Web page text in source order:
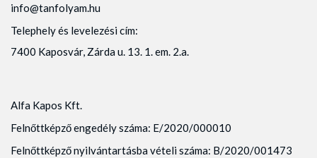
info@tanfolyam.hu
Telephely és levelezési cím:
7400 Kaposvár, Zárda u. 13. 1. em. 2.a.
Alfa Kapos Kft.
Felnőttképző engedély száma: E/2020/000010
Felnőttképző nyilvántartásba vételi száma: B/2020/001473